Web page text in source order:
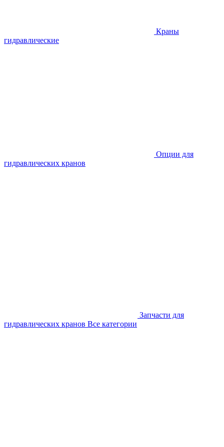
Краны
гидравлические
Опции для
гидравлических кранов
Запчасти для
гидравлических кранов Все категории